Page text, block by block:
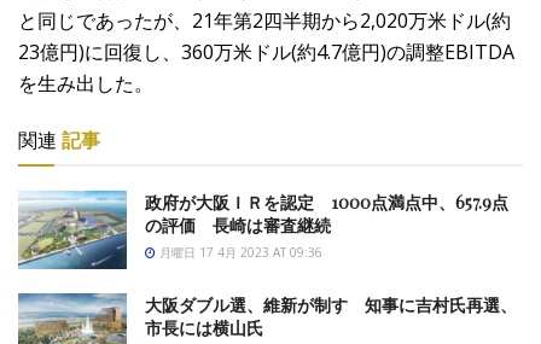
と同じであったが、21年第2四半期から2,020万米ドル(約
23億円)に回復し、360万米ドル(約4.7億円)の調整EBITDA
を生み出した。
関連 記事
政府が大阪ＩＲを認定 1000点満点中、657.9点
の評価 長崎は審査継続
月曜日 17 4月 2023 AT 09:36
大阪ダブル選、維新が制す 知事に吉村氏再選、
市長には横山氏